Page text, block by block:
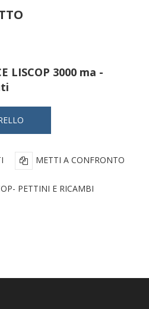
LISCOP 3000 ma -
METTI A CONFRONTO
PETTINI E RICAMBI